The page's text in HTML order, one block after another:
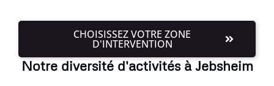
CHOISISSEZ VOTRE ZONE
D'INTERVENTION
Notre diversité d'activités à Jebsheim